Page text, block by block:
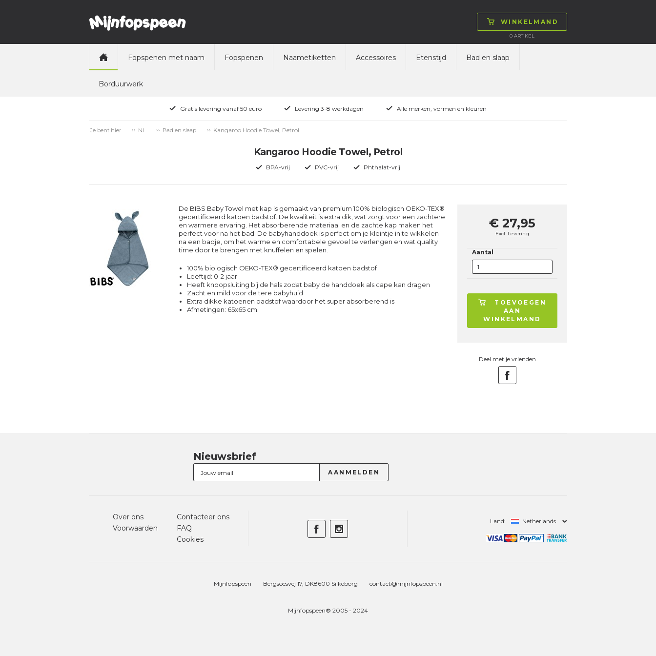
WINKELMAND
0 ARTIKEL
Fopspenen met naam Fopspenen Naametiketten Accessoires Etenstijd Bad en slaap
Borduurwerk
Gratis levering vanaf 50 euro Levering 3-8 werkdagen Alle merken, vormen en kleuren
Je bent hier NL Bad en slaap Kangaroo Hoodie Towel, Petrol
Kangaroo Hoodie Towel, Petrol
BPA-vrij PVC-vrij Phthalat-vrij
De BIBS Baby Towel met kap is gemaakt van premium 100% biologisch OEKO-TEX®
gecertificeerd katoen badstof. De kwaliteit is extra dik, wat zorgt voor een zachtere
en warmere ervaring. Het absorberende materiaal en de zachte kap maken het
perfect voor na het bad. De babyhanddoek is perfect om je kleintje in te wikkelen
na een badje, om het warme en comfortabele gevoel te verlengen en wat quality
time door te brengen met knuffelen en spelen.
100% biologisch OEKO-TEX® gecertificeerd katoen badstof
Leeftijd: 0-2 jaar
Heeft knoopsluiting bij de hals zodat baby de handdoek als cape kan dragen
Zacht en mild voor de tere babyhuid
Extra dikke katoenen badstof waardoor het super absorberend is
Afmetingen: 65x65 cm.
€ 27,95
Excl. Levering
Aantal
TOEVOEGEN
AAN
WINKELMAND
Deel met je vrienden
Nieuwsbrief
Over ons
Voorwaarden
Contacteer ons
FAQ
Cookies
Land: Netherlands
Mijnfopspeen Bergsoesvej 17, DK8600 Silkeborg contact@mijnfopspeen.nl
Mijnfopspeen® 2005 - 2024